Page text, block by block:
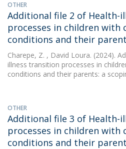
OTHER
Additional file 2 of Health-
processes in children with
conditions and their
Charepe, Z. , David Loura. (2024).
illness transition processes in
conditions and their parents: a
OTHER
Additional file 3 of Health-
processes in children with
conditions and their